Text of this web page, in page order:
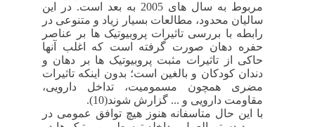
مربوط به سال های 2005 به بعد است. در این
سالیان محدود، مطالعات بسیار زیاد و متنوعی در
رابطه با بررسی تاثیرات پروبیوتیک ها بر عناصر
حفره دهان صورت گرفته است که اغلب آنها
حاکی از تاثیرات مثبت پروبیوتیک ها بر دهان و
دندان کودکان و بالغین است؛ بدون اینکه تاثیرات
مضری همچون مسمومیت، تداخل دارویی،
مقاومت دارویی و ... گزارش شوند(10).
با این حال متاسفانه هنوز هیچ توافق عمومی در